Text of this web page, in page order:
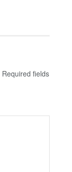
Required fields